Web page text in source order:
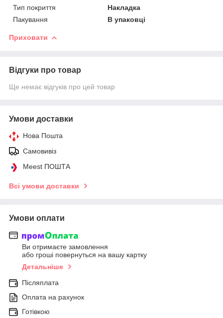
Тип покриття
Накладка
Пакування
В упаковці
Приховати
Відгуки про товар
Ще немає відгуків про цей товар
Умови доставки
Нова Пошта
Самовивіз
Meest ПОШТА
Всі умови доставки
Умови оплати
Ви отримаєте замовлення
або гроші повернуться на вашу картку
Детальніше
Післяплата
Оплата на рахунок
Готівкою